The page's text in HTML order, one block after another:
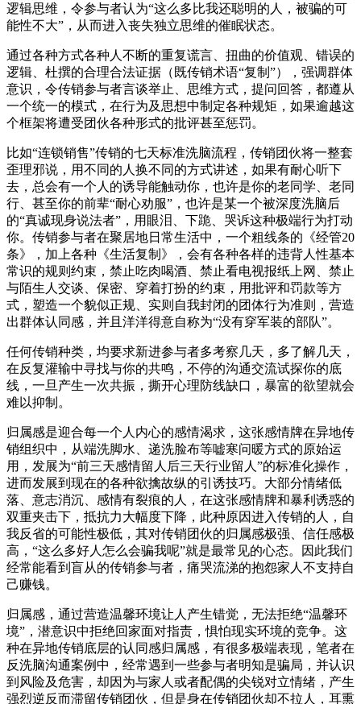
逻辑思维，令参与者认为“这么多比我还聪明的人，被骗的可
能性不大”，从而进入丧失独立思维的催眠状态。
通过各种方式各种人不断的重复谎言、扭曲的价值观、错误的
逻辑、杜撰的合理合法证据（既传销术语“复制”），强调群体
意识，令传销参与者言谈举止、思维方式，提问回答，都遵从
一个统一的模式，在行为及思想中制定各种规矩，如果逾越这
个框架将遭受团伙各种形式的批评甚至惩罚。
比如“连锁销售”传销的七天标准洗脑流程，传销团伙将一整套
歪理邪说，用不同的人换不同的方式讲述，如果有耐心听下
去，总会有一个人的诱导能触动你，也许是你的老同学、老同
行、甚至你的前辈“耐心劝服”，也许是某一个被深度洗脑后
的“真诚现身说法者”，用眼泪、下跪、哭诉这种极端行为打动
你。传销参与者在聚居地日常生活中，一个粗线条的《经管20
条》，加上各种《生活复制》，会有各种各样的违背人性基本
常识的规则约束，禁止吃肉喝酒、禁止看电视报纸上网、禁止
与陌生人交谈、保密、穿着打扮的约束，用批评和罚款等方
式，塑造一个貌似正规、实则自我封闭的团体行为准则，营造
出群体认同感，并且洋洋得意自称为“没有穿军装的部队”。
任何传销种类，均要求新进参与者多考察几天，多了解几天，
在反复灌输中寻找与你的共鸣，不停的沟通交流试探你的底
线，一旦产生一次共振，撕开心理防线缺口，暴富的欲望就会
难以抑制。
归属感是迎合每一个人内心的感情渴求，这张感情牌在异地传
销组织中，从端洗脚水、递洗脸布等嘘寒问暖方式的原始运
用，发展为“前三天感情留人后三天行业留人”的标准化操作，
进而发展到现在的各种欲擒故纵的引诱技巧。大部分情绪低
落、意志消沉、感情有裂痕的人，在这张感情牌和暴利诱惑的
双重夹击下，抵抗力大幅度下降，此种原因进入传销的人，自
我反省的可能性极低，其对传销团伙的归属感极强、信任感极
高，“这么多好人怎么会骗我呢”就是最常见的心态。因此我们
经常能看到盲从的传销参与者，痛哭流涕的抱怨家人不支持自
己赚钱。
归属感，通过营造温馨环境让人产生错觉，无法拒绝“温馨环
境”，潜意识中拒绝回家面对指责，惧怕现实环境的竞争。这
种在异地传销底层的认同感归属感，有很多极端表现，笔者在
反洗脑沟通案例中，经常遇到一些参与者明知是骗局，并认识
到风险及危害，却因为与家人或者配偶的尖锐对立情绪，产生
强烈逆反而滞留传销团伙，但是身在传销团伙却不拉人，耳熏